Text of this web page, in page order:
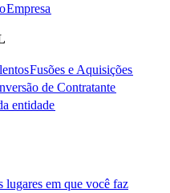
Empresa​​
Fusões e Aquisições​​
de Contratante​​
entidade​​
lugares em que você faz